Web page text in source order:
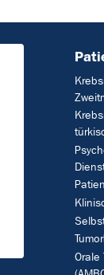
Orale